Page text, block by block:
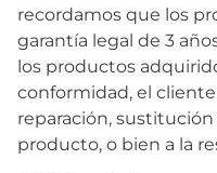
recordamos que los
garantía legal de 3
los productos
conformidad, el
reparación,
producto, o bien a la